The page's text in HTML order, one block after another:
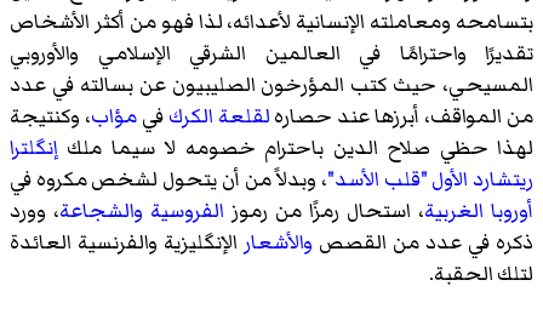
بتسامحه ومعاملته الإنسانية لأعدائه، لذا فهو من أكثر الأشخاص
تقديرًا واحترامًا في العالمين الشرقي الإسلامي والأوروبي
المسيحي، حيث كتب المؤرخون الصليبيون عن بسالته في عدد
من المواقف، أبرزها عند حصارهلقلعة الكركفيمؤاب، وكنتيجة
لهذا حظي صلاح الدين باحترام خصومه لا سيما ملك إنگلترا
ريتشارد الأول "قلب الأسد"، وبدلاً من أن يتحول لشخص مكروه في
أوروبا الغربية، استحال رمزًا من رموز الفروسية والشجاعة، وورد
ذكره في عدد من القصص والأشعار الإنگليزية والفرنسية العائدة
لتلك الحقبة.